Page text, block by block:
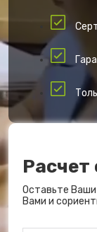
Расчет
Оставьте
Вами и